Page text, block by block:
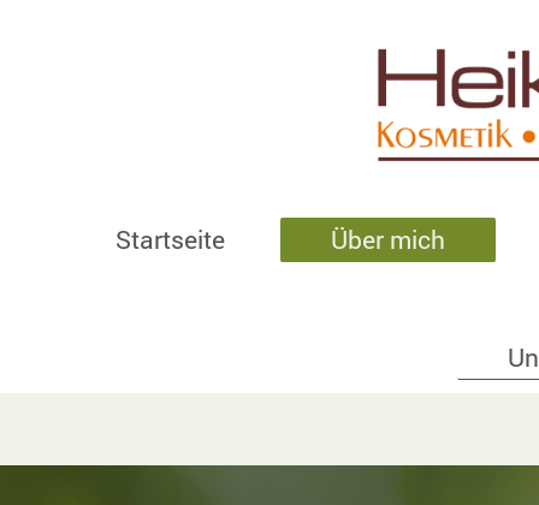
Startseite Über mich